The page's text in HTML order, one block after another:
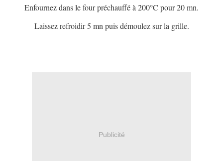
Enfournez dans le four préchauffé à 200°C pour 20 mn.
Laissez refroidir 5 mn puis démoulez sur la grille.
Publicité